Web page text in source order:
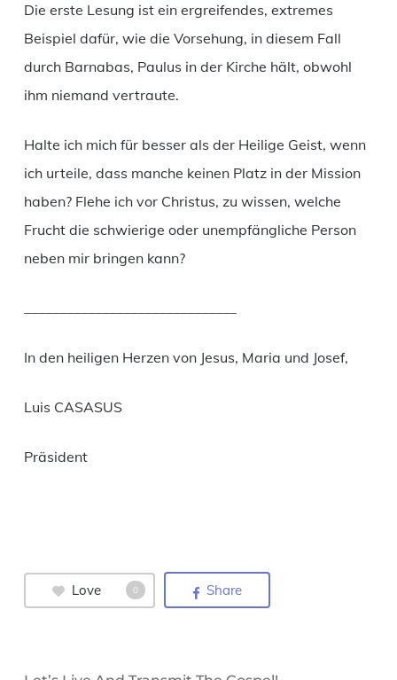
Die erste Lesung ist ein ergreifendes, extremes
Beispiel dafür, wie die Vorsehung, in diesem Fall
durch Barnabas, Paulus in der Kirche hält, obwohl
ihm niemand vertraute.
Halte ich mich für besser als der Heilige Geist, wenn
ich urteile, dass manche keinen Platz in der Mission
haben? Flehe ich vor Christus, zu wissen, welche
Frucht die schwierige oder unempfängliche Person
neben mir bringen kann?
In den heiligen Herzen von Jesus, Maria und Josef,
Luis CASASUS
Präsident
Love 0 Share